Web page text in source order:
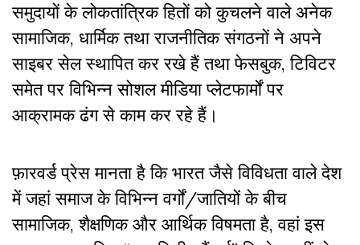
समुदायों के लोकतांत्रिक हितों को कुचलने वाले अनेक
सामाजिक, धार्मिक तथा राजनीतिक संगठनों ने अपने
साइबर सेल स्थापित कर रखे हैं तथा फेसबुक, टिविटर
समेत पर विभिन्न सोशल मीडिया प्लेटफार्मों पर
आक्रामक ढंग से काम कर रहे हैं।
फ़ारवर्ड प्रेस मानता है कि भारत जैसे विविधता वाले देश
में जहां समाज के विभिन्न वर्गों/जातियों के बीच
सामाजिक, शैक्षणिक और आर्थिक विषमता है, वहां इस